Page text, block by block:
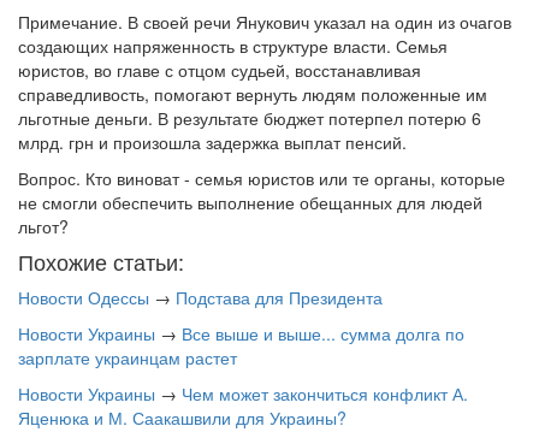
Примечание. В своей речи Янукович указал на один из очагов
создающих напряженность в структуре власти. Семья
юристов, во главе с отцом судьей, восстанавливая
справедливость, помогают вернуть людям положенные им
льготные деньги. В результате бюджет потерпел потерю 6
млрд. грн и произошла задержка выплат пенсий.
Вопрос. Кто виноват - семья юристов или те органы, которые
не смогли обеспечить выполнение обещанных для людей
льгот?
Похожие статьи:
Новости Одессы → Подстава для Президента
Новости Украины → Все выше и выше... сумма долга по
зарплате украинцам растет
Новости Украины → Чем может закончиться конфликт А.
Яценюка и М. Саакашвили для Украины?